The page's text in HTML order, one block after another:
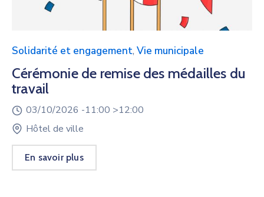
Solidarité et engagement, Vie municipale
Cérémonie de remise des médailles du
travail
03/10/2026 -11:00 >12:00
Hôtel de ville
En savoir plus